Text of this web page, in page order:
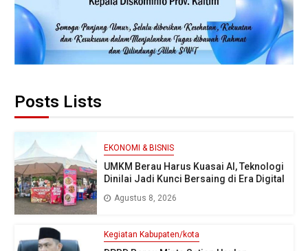
Posts Lists
EKONOMI & BISNIS
UMKM Berau Harus Kuasai AI, Teknologi
Dinilai Jadi Kunci Bersaing di Era Digital
Agustus 8, 2026
Kegiatan Kabupaten/kota